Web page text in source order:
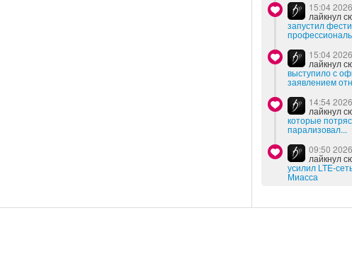
15:04
лайкнул
запустил
15:04
лайкнул
выступило с
заявлением
14:54
лайкнул
которые
парализовал...
09:50
лайкнул
усилил LTE-
Миасса